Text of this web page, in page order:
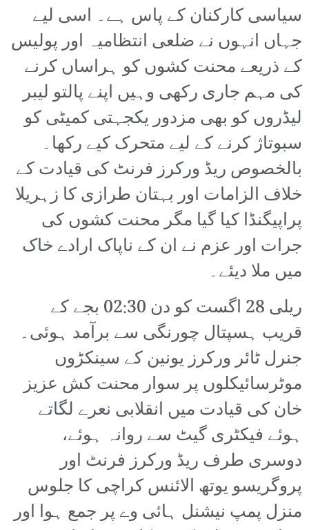
سیاسی کارکنان کے پاس ہے۔ اسی لیے
جہاں انہوں نے ضلعی انتظامیہ اور پولیس
کے ذریعے محنت کشوں کو ہراساں کرنے
کی مہم جاری رکھی وہیں اپنے پالتو لیبر
لیڈروں کو بھی مزدور یکجہتی کمیٹی کو
سبوتاژ کرنے کے لیے متحرک کیے رکھا۔
بالخصوص ریڈ ورکرز فرنٹ کی قیادت کے
خلاف الزامات اور بہتان طرازی کا زہریلا
پراپیگنڈا کیا گیا مگر محنت کشوں کی
جرات اور عزم نے ان کے ناپاک ارادے خاک
میں ملا دیئے۔
ریلی 28 اگست کو دن 02:30 بجے کے
قریب ہسپتال چورنگی سے برآمد ہوئی۔
جنرل ٹائر ورکرز یونین کے سینکڑوں
موٹرسائیکلوں پر سوار محنت کش عزیز
خان کی قیادت میں انقلابی نعرے لگاتے
ہوئے فیکٹری گیٹ سے روانہ ہوئے،
دوسری طرف ریڈ ورکرز فرنٹ اور
پروگریسو یوتھ الائنس کراچی کا جلوس
منزل پمپ نیشنل ہائی وے پر جمع ہوا اور